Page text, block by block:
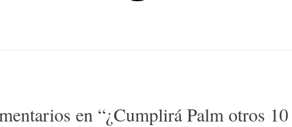
en “¿Cumplirá Palm otros 10